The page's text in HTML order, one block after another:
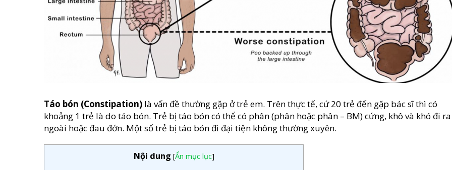
Táo bón (Constipation) là vấn đề thường gặp ở trẻ em. Trên thực tế, cứ 20 trẻ đến gặp bác sĩ thì có
khoảng 1 trẻ là do táo bón. Trẻ bị táo bón có thể có phân (phân hoặc phân – BM) cứng, khô và khó đi ra
ngoài hoặc đau đớn. Một số trẻ bị táo bón đi đại tiện không thường xuyên.
Nội dung [Ẩn mục lục]